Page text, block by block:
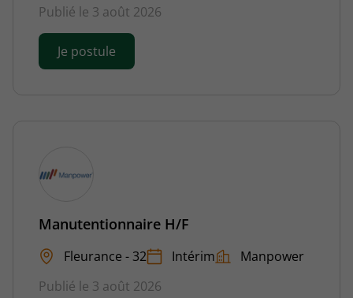
Publié le 3 août 2026
Je postule
Manutentionnaire H/F
Fleurance - 32 Intérim
Manpower
Publié le 3 août 2026